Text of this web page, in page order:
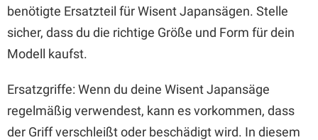
benötigte Ersatzteil für Wisent Japansägen. Stelle
sicher, dass du die richtige Größe und Form für dein
Modell kaufst.
Ersatzgriffe: Wenn du deine Wisent Japansäge
regelmäßig verwendest, kann es vorkommen, dass
der Griff verschleißt oder beschädigt wird. In diesem